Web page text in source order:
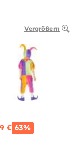
Vergrößern
€ 63%